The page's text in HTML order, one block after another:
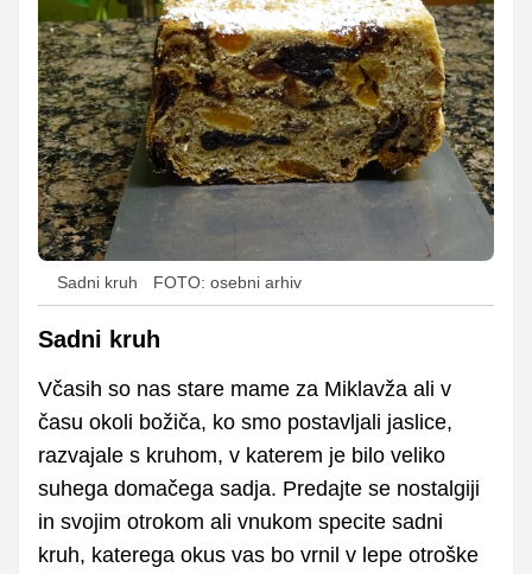
Sadni kruh FOTO: osebni arhiv
Sadni kruh
Včasih so nas stare mame za Miklavža ali v
času okoli božiča, ko smo postavljali jaslice,
razvajale s kruhom, v katerem je bilo veliko
suhega domačega sadja. Predajte se nostalgiji
in svojim otrokom ali vnukom specite sadni
kruh, katerega okus vas bo vrnil v lepe otroške